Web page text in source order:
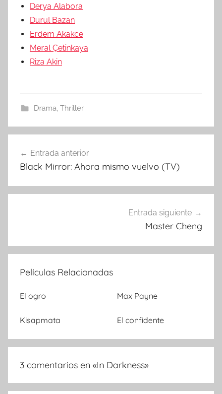
Derya Alabora
Durul Bazan
Erdem Akakce
Meral Çetinkaya
Riza Akin
Drama, Thriller
Navegación
de
entradas
Entrada anterior
Black Mirror: Ahora mismo vuelvo (TV)
Entrada siguiente
Master Cheng
Películas Relacionadas
El ogro Max Payne
Kisapmata El confidente
3 comentarios en «In Darkness»